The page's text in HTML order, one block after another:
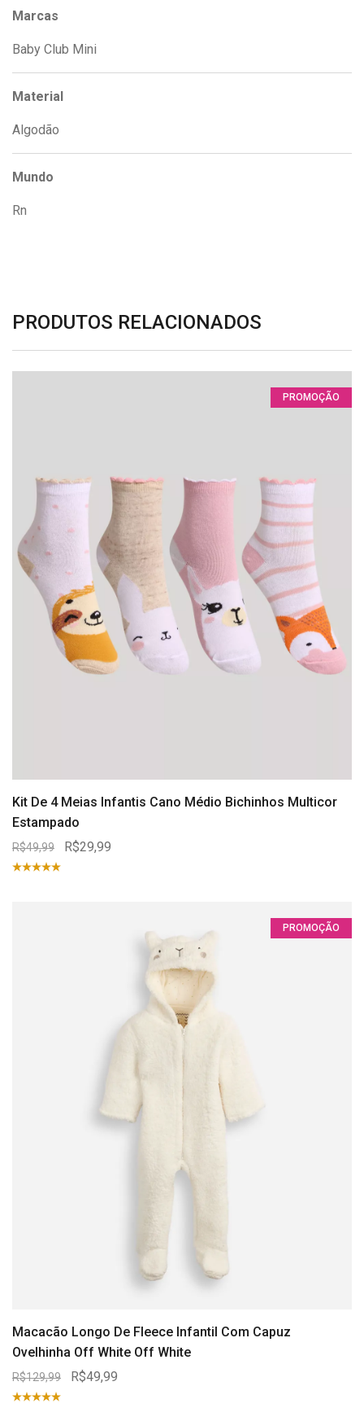
Marcas
Baby Club Mini
Material
Algodão
Mundo
Rn
PRODUTOS RELACIONADOS
PROMOÇÃO
Kit De 4 Meias Infantis Cano Médio Bichinhos Multicor
Estampado
R$49,99 R$29,99
PROMOÇÃO
Macacão Longo De Fleece Infantil Com Capuz
Ovelhinha Off White Off White
R$129,99 R$49,99